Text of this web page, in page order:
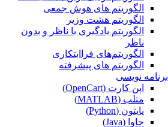
الگوریتم های هوش جمعی
الگوریتم هشت وزیر
الگوریتم یادگیری با ناظر و بدون
ناظر
الگوریتم‌های فراابتکاری
الگوریتم های پیشرفته
برنامه نویسی
اپن کارت (OpenCart)
متلب (MATLAB)
پایتون (Python)
جاوا (Java)